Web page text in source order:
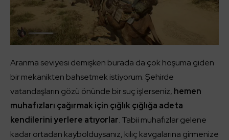
Aranma seviyesi demişken burada da çok hoşuma giden
bir mekanikten bahsetmek istiyorum. Şehirde
vatandaşların gözü önünde bir suç işlerseniz, hemen
muhafızları çağırmak için çığlık çığlığa adeta
kendilerini yerlere atıyorlar. Tabii muhafızlar gelene
kadar ortadan kaybolduysanız, kılıç kavgalarına girmenize